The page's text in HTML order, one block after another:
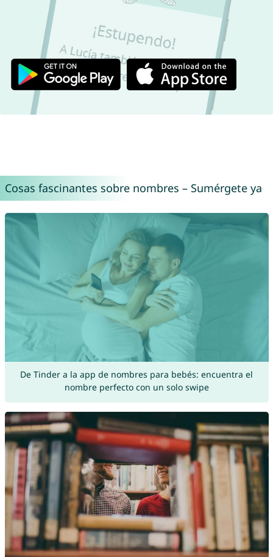
Cosas fascinantes sobre nombres – Sumérgete ya
De Tinder a la app de nombres para bebés: encuentra el
nombre perfecto con un solo swipe